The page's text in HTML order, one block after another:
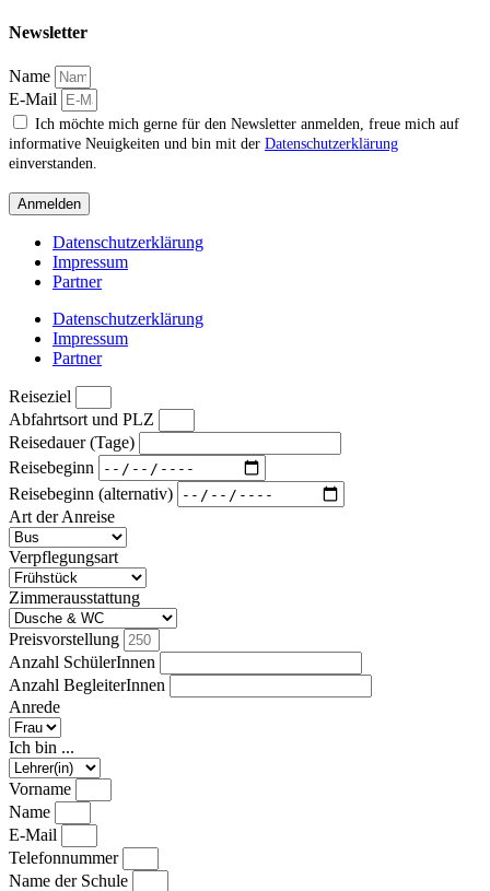
Newsletter
Name
E-Mail
Ich möchte mich gerne für den Newsletter anmelden, freue mich auf
informative Neuigkeiten und bin mit der Datenschutzerklärung
einverstanden.
Anmelden
Datenschutzerklärung
Impressum
Partner
Datenschutzerklärung
Impressum
Partner
Reiseziel
Abfahrtsort und PLZ
Reisedauer (Tage)
Reisebeginn
Reisebeginn (alternativ)
Art der Anreise
Verpflegungsart
Zimmerausstattung
Preisvorstellung
Anzahl SchülerInnen
Anzahl BegleiterInnen
Anrede
Ich bin ...
Vorname
Name
E-Mail
Telefonnummer
Name der Schule